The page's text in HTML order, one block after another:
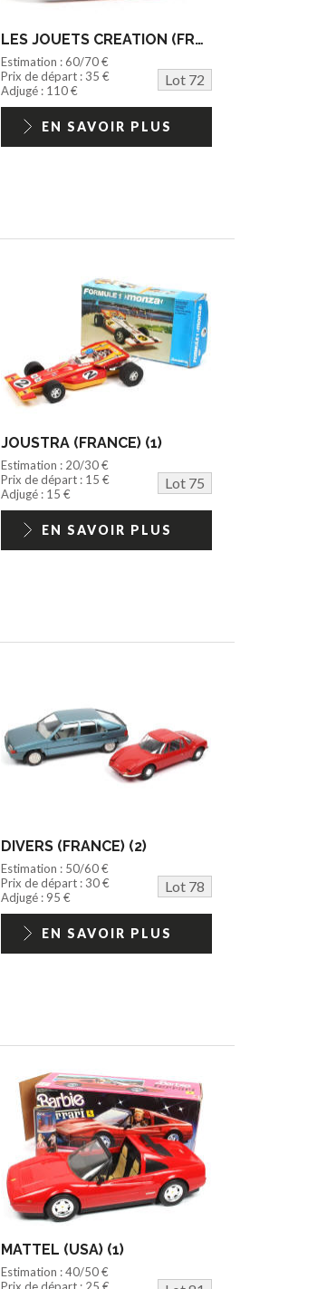
LES JOUETS CREATION (FRANCE) (1)
Estimation : 60/70 €
Prix de départ : 35 €
Lot 72
Adjugé : 110 €
EN SAVOIR PLUS
JOUSTRA (FRANCE) (1)
Estimation : 20/30 €
Prix de départ : 15 €
Lot 75
Adjugé : 15 €
EN SAVOIR PLUS
DIVERS (FRANCE) (2)
Estimation : 50/60 €
Prix de départ : 30 €
Lot 78
Adjugé : 95 €
EN SAVOIR PLUS
MATTEL (USA) (1)
Estimation : 40/50 €
Prix de départ : 25 €